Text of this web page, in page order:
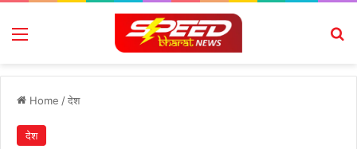
Menu
Home /देश
देश